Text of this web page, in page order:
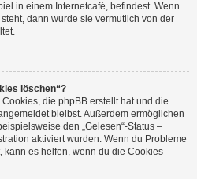
in einem Internetcafé, befindest. Wenn
dann wurde sie vermutlich von der
löschen“?
die phpBB erstellt hat und die
bleibst. Außerdem ermöglichen
den „Gelesen“-Status –
aktiviert wurden. Wenn du Probleme
kann es helfen, wenn du die Cookies